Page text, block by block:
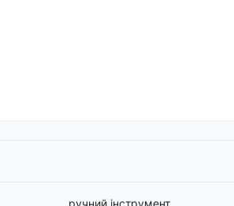
ручний інструмент